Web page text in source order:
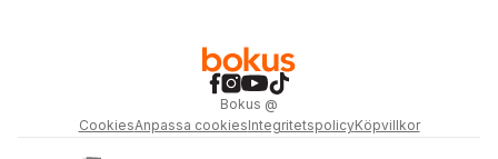
Bokus @
CookiesAnpassa cookiesIntegritetspolicyKöpvillkor